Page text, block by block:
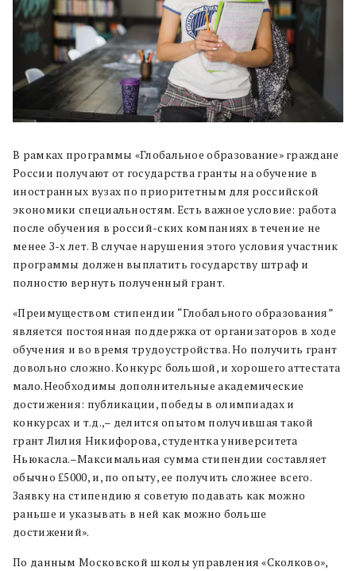
В рамках программы «Глобальное образование» граждане
России получают от государства гранты на обучение в
иностранных вузах по приоритетным для российской
экономики специальностям. Есть важное условие: работа
после обучения в россий-ских компаниях в течение не
менее З-х лет. В случае нарушения этого условия участник
программы должен выплатить государству штраф и
полностю вернуть полученный грант.
«Преимуществом стипендии “Глобального образования”
является постоянная поддержка от организаторов в ходе
обучения и во время трудоустройства. Но получить грант
довольно сложно. Конкурс большой, и хорошего аттестата
мало.Необходимы дополнительные академические
достижения: публикации, победы в олимпиадах и
конкурсах и т.д.,– делится опытом получившая такой
грант Лилия Никифорова, студентка университета
Ньюкасла.–Максимальная сумма стипендии составляет
обычно ₤5000, и, по опыту, ее получить сложнее всего.
Заявку на стипендию я советую подавать как можно
раньше и указывать в ней как можно больше
достижений».
По данным Московской школы управления «Сколково»,